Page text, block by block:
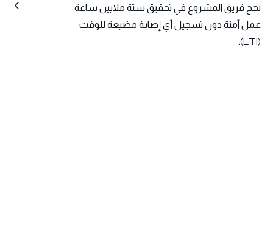
نجح فريق المشروع في تحقيق ستة ملايين ساعة
عمل آمنة دون تسجيل أي إصابة مضيعة للوقت
(LTI).